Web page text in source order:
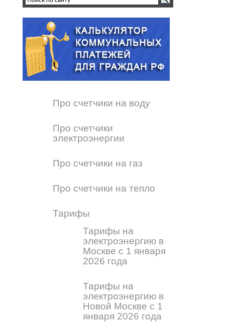
Про счетчики на воду
Про счетчики
электроэнергии
Про счетчики на газ
Про счетчики на тепло
Тарифы
Тарифы на
электроэнергию в
Москве с 1 января
2026 года
Тарифы на
электроэнергию в
Новой Москве с 1
января 2026 года